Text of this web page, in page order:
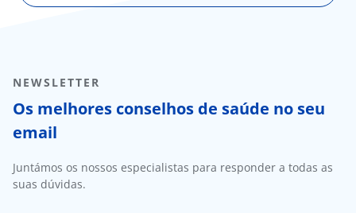
NEWSLETTER
Os melhores conselhos de saúde no seu
email
Juntámos os nossos especialistas para responder a todas as
suas dúvidas.